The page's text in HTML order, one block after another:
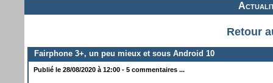
Retour
Fairphone 3+, un peu mieux et sous Android 10
Publié le 28/08/2020 à 12:00 - 5 commentaires ...